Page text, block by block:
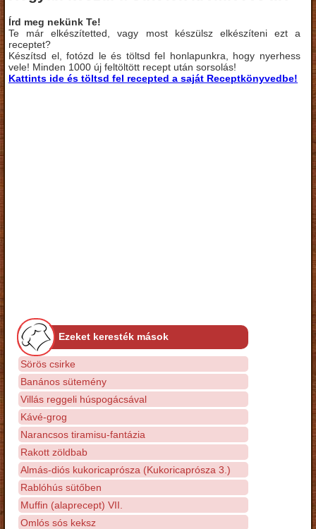
Írd meg nekünk Te!
Te már elkészítetted, vagy most készülsz elkészíteni ezt a
receptet?
Készítsd el, fotózd le és töltsd fel honlapunkra, hogy nyerhess
vele! Minden 1000 új feltöltött recept után sorsolás!
Kattints ide és töltsd fel recepted a saját Receptkönyvedbe!
Ezeket keresték mások
Sörös csirke
Banános sütemény
Villás reggeli húspogácsával
Kávé-grog
Narancsos tiramisu-fantázia
Rakott zöldbab
Almás-diós kukoricaprósza (Kukoricaprósza 3.)
Rablóhús sütőben
Muffin (alaprecept) VII.
Omlós sós keksz